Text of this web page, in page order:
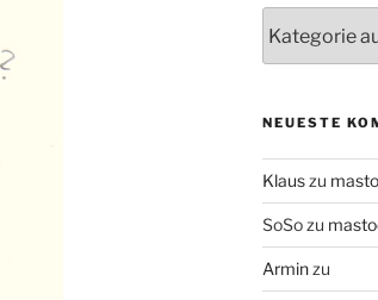
NEUESTE
Klauszu
SoSozu
Arminzu